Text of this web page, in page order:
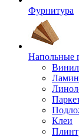
Фурнитура
Напольные
Клеи